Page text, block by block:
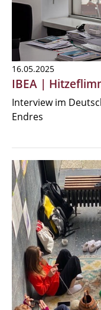
16.05.2025
IBEA |
Interview im
Endres